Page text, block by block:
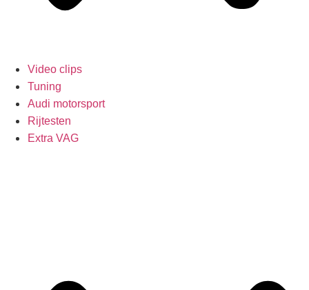
Video clips
Tuning
Audi motorsport
Rijtesten
Extra VAG